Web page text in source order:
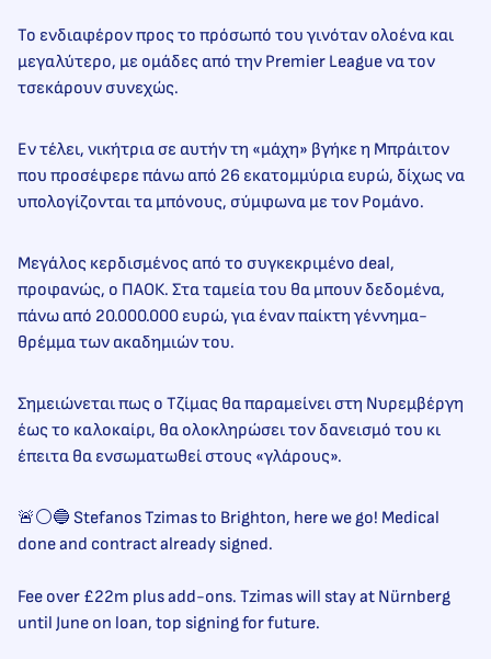
Το ενδιαφέρον προς το πρόσωπό του γινόταν ολοένα και
μεγαλύτερο, με ομάδες από την Premier League να τον
τσεκάρουν συνεχώς.
Εν τέλει, νικήτρια σε αυτήν τη «μάχη» βγήκε η Μπράιτον
που προσέφερε πάνω από 26 εκατομμύρια ευρώ, δίχως να
υπολογίζονται τα μπόνους, σύμφωνα με τον Ρομάνο.
Μεγάλος κερδισμένος από το συγκεκριμένο deal,
προφανώς, ο ΠΑΟΚ. Στα ταμεία του θα μπουν δεδομένα,
πάνω από 20.000.000 ευρώ, για έναν παίκτη γέννημα-
θρέμμα των ακαδημιών του.
Σημειώνεται πως ο Τζίμας θα παραμείνει στη Νυρεμβέργη
έως το καλοκαίρι, θα ολοκληρώσει τον δανεισμό του κι
έπειτα θα ενσωματωθεί στους «γλάρους».
🚨⚪️🔵 Stefanos Tzimas to Brighton, here we go! Medical
done and contract already signed.
Fee over £22m plus add-ons. Tzimas will stay at Nürnberg
until June on loan, top signing for future.